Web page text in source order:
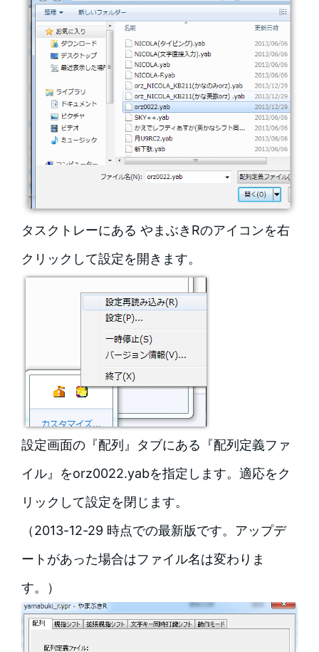
タスクトレーにある やまぶきRのアイコンを右
クリックして設定を開きます。
設定画面の『配列』タブにある『配列定義ファ
イル』をorz0022.yabを指定します。適応をク
リックして設定を閉じます。
（2013-12-29 時点での最新版です。アップデ
ートがあった場合はファイル名は変わりま
す。）